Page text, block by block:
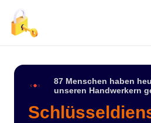
87 Menschen haben
unseren Handwerkern